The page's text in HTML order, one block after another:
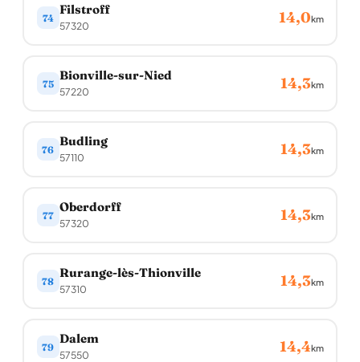
74
Filstroff
57320 14,0km
75
Bionville-sur-Nied
57220 14,3km
76
Budling
57110 14,3km
77
Oberdorff
57320 14,3km
78
Rurange-lès-Thionville
57310 14,3km
79
Dalem
57550 14,4km